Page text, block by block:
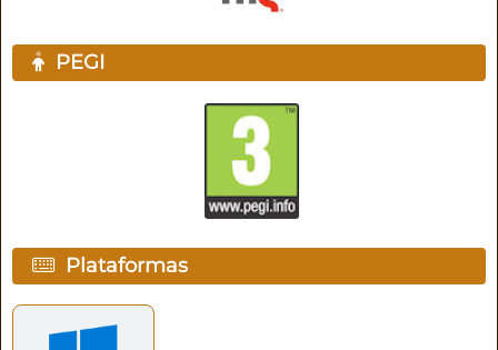
PEGI
Plataformas